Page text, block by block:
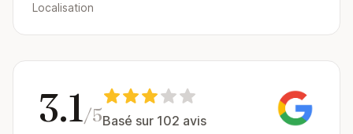
Localisation
3.1/5Basé sur 102 avis